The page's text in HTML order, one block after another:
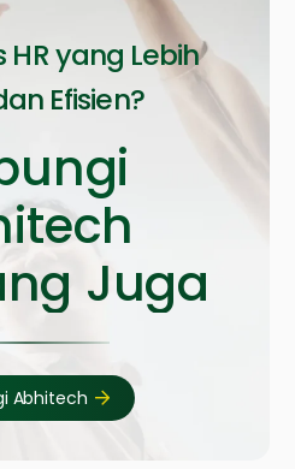
HR yang Lebih
Efisien?
Juga
Abhitech